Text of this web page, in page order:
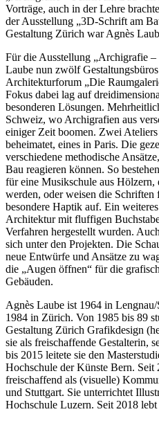
Vorträge, auch in der Lehre
der Ausstellung „3D-Schrift am
Gestaltung Zürich war Agnès
Für die Ausstellung „Archigrafie
Laube nun zwölf
Architekturforum „Die
Fokus dabei lag auf
besonderen Lösungen.
Schweiz, wo Archigrafien aus
einiger Zeit boomen. Zwei
beheimatet, eines in Paris. Die
verschiedene methodische
Bau reagieren können. So
für eine Musikschule aus Hölzern,
werden, oder weisen die
besondere Haptik auf. Ein
Architektur mit fluffigen
Verfahren hergestellt wurden.
sich unter den Projekten. Die
neue Entwürfe und Ansätze zu
die „Augen öffnen“ für die
Gebäuden.
Agnès Laube ist 1964 in
1984 in Zürich. Von 1985 bis 89
Gestaltung Zürich Grafikdesign
sie als freischaffende Gestalterin,
bis 2015 leitete sie den
Hochschule der Künste Bern. Seit
freischaffend als (visuelle)
und Stuttgart. Sie unterrichtet
Hochschule Luzern. Seit 2018